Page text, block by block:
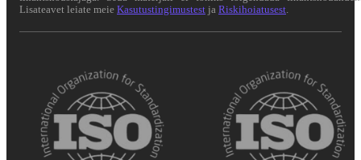
Lisateavet leiate meie Kasutustingimustest ja Riskihoiatusest